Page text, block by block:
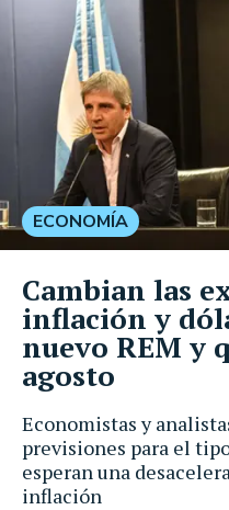
Economistas y
previsiones para el
esperan una
inflación
ECONOMÍA
Cambian las
inflación y
nuevo REM y
agosto